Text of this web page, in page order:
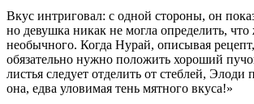
Вкус интриговал: с одной стороны, он
но девушка никак не могла определить,
необычного. Когда Нурай, описывая рецепт,
обязательно нужно положить хороший
листья следует отделить от стеблей, Элоди
она, едва уловимая тень мятного вкуса!»